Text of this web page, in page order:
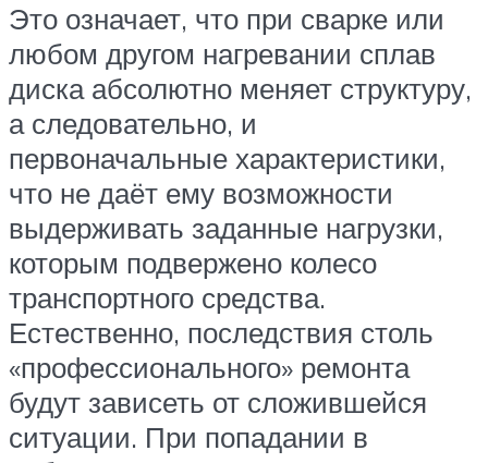
Это означает, что при сварке или
любом другом нагревании сплав
диска абсолютно меняет структуру,
а следовательно, и
первоначальные характеристики,
что не даёт ему возможности
выдерживать заданные нагрузки,
которым подвержено колесо
транспортного средства.
Естественно, последствия столь
«профессионального» ремонта
будут зависеть от сложившейся
ситуации. При попадании в